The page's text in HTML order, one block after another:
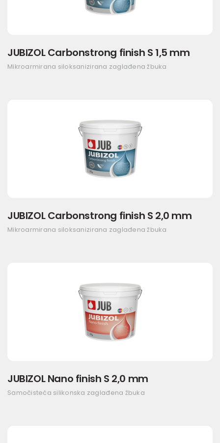
JUBIZOL Carbonstrong finish S 1,5 mm
Mikroarmirana siloksanizirana zaglađena žbuka
JUBIZOL Carbonstrong finish S 2,0 mm
Mikroarmirana siloksanizirana zaglađena žbuka
JUBIZOL Nano finish S 2,0 mm
Samočisteća silikonska zaglađena žbuka